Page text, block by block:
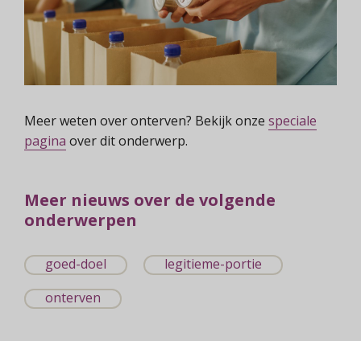
Meer weten over onterven? Bekijk onze speciale
pagina over dit onderwerp.
Meer nieuws over de volgende
onderwerpen
goed-doel
legitieme-portie
onterven